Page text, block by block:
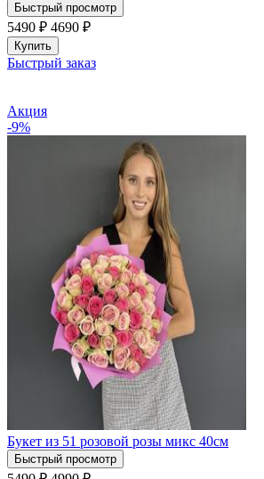
Быстрый просмотр
5490 ₽ 4690 ₽
Купить
Быстрый заказ
Акция
-9%
Букет из 51 розовой розы микс 40см
Быстрый просмотр